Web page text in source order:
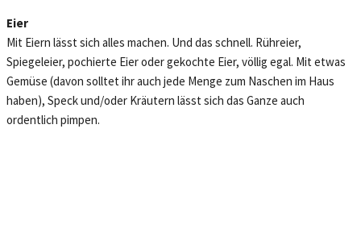
Eier
Mit Eiern lässt sich alles machen. Und das schnell. Rühreier,
Spiegeleier, pochierte Eier oder gekochte Eier, völlig egal. Mit etwas
Gemüse (davon solltet ihr auch jede Menge zum Naschen im Haus
haben), Speck und/oder Kräutern lässt sich das Ganze auch
ordentlich pimpen.